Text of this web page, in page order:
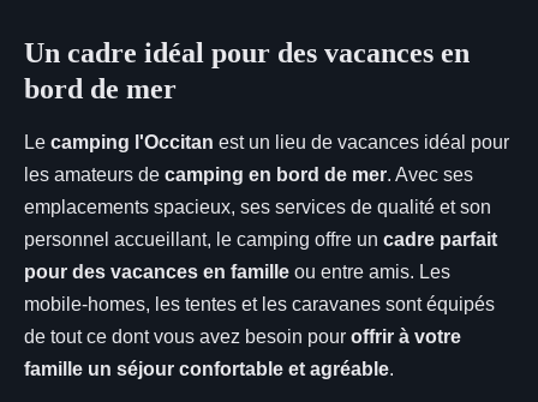
Un cadre idéal pour des vacances en
bord de mer
Le camping l'Occitan est un lieu de vacances idéal pour
les amateurs de camping en bord de mer. Avec ses
emplacements spacieux, ses services de qualité et son
personnel accueillant, le camping offre un cadre parfait
pour des vacances en famille ou entre amis. Les
mobile-homes, les tentes et les caravanes sont équipés
de tout ce dont vous avez besoin pour offrir à votre
famille un séjour confortable et agréable.